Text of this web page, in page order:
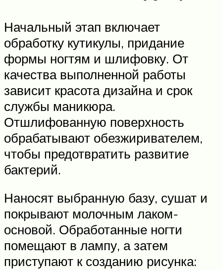
Начальный этап включает
обработку кутикулы, придание
формы ногтям и шлифовку. От
качества выполненной работы
зависит красота дизайна и срок
службы маникюра.
Отшлифованную поверхность
обрабатывают обезжиривателем,
чтобы предотвратить развитие
бактерий.
Наносят выбранную базу, сушат и
покрывают молочным лаком-
основой. Обработанные ногти
помещают в лампу, а затем
приступают к созданию рисунка: